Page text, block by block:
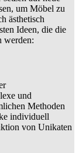
um Möbel zu
ästhetisch
Ideen, die die
werden:
und
Methoden
individuell
von Unikaten